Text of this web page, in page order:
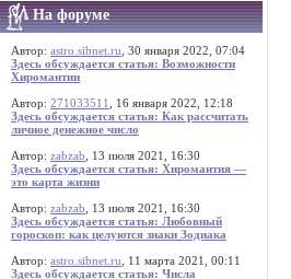
На форуме
Автор: astro.sibnet.ru , 30 января 2022, 07:04
Здесь обсуждается статья: Возможности
Хиромантии
Автор: 271033511
, 16 января 2022, 12:18
Здесь обсуждается статья: Как рассчитать
личное денежное число
Автор: zabzab , 13 июля 2021, 16:30
Здесь обсуждается статья: Хиромантия —
это карта жизни
Автор: zabzab , 13 июля 2021, 16:30
Здесь обсуждается статья: Любовный
гороскоп: как целуются знаки Зодиака
Автор: astro.sibnet.ru , 11 марта 2021, 00:11
Здесь обсуждается статья: Числа